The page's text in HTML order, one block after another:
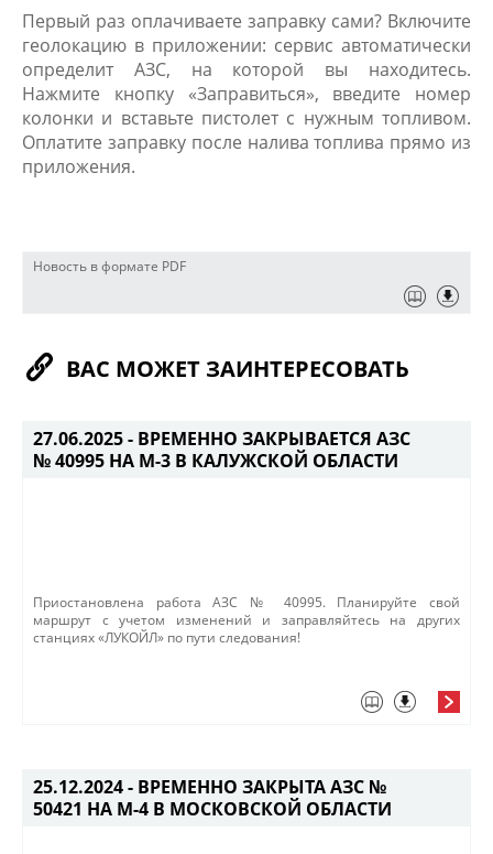
Первый раз оплачиваете заправку сами? Включите
геолокацию в приложении: сервис автоматически
определит АЗС, на которой вы находитесь.
Нажмите кнопку «Заправиться», введите номер
колонки и вставьте пистолет с нужным топливом.
Оплатите заправку после налива топлива прямо из
приложения.
Новость в формате PDF
ВАС МОЖЕТ ЗАИНТЕРЕСОВАТЬ
27.06.2025 - ВРЕМЕННО ЗАКРЫВАЕТСЯ АЗС
№ 40995 НА М-3 В КАЛУЖСКОЙ ОБЛАСТИ
​Приостановлена работа АЗС № 40995. ​Планируйте свой
маршрут с учетом изменений и заправляйтесь на других
станциях «ЛУКОЙЛ» по пути следования!​
25.12.2024 - ВРЕМЕННО ЗАКРЫТА АЗС №
50421 НА М-4 В МОСКОВСКОЙ ОБЛАСТИ